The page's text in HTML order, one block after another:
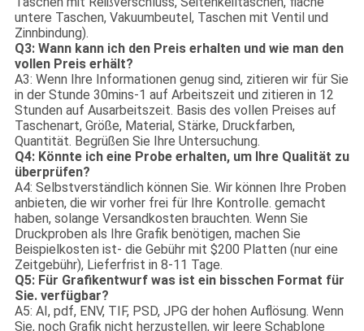
untere Taschen, Vakuumbeutel, Taschen mit Ventil und
Zinnbindung).
Q3: Wann kann ich den Preis erhalten und wie man den
vollen Preis erhält?
A3: Wenn Ihre Informationen genug sind, zitieren wir für Sie
in der Stunde 30mins-1 auf Arbeitszeit und zitieren in 12
Stunden auf Ausarbeitszeit. Basis des vollen Preises auf
Taschenart, Größe, Material, Stärke, Druckfarben,
Quantität. Begrüßen Sie Ihre Untersuchung.
Q4: Könnte ich eine Probe erhalten, um Ihre Qualität zu
überprüfen?
A4: Selbstverständlich können Sie. Wir können Ihre Proben
anbieten, die wir vorher frei für Ihre Kontrolle. gemacht
haben, solange Versandkosten brauchten. Wenn Sie
Druckproben als Ihre Grafik benötigen, machen Sie
Beispielkosten ist- die Gebühr mit $200 Platten (nur eine
Zeitgebühr), Lieferfrist in 8-11 Tage.
Q5: Für Grafikentwurf was ist ein bisschen Format für
Sie. verfügbar?
A5: AI, pdf, ENV, TIF, PSD, JPG der hohen Auflösung. Wenn
Sie, noch Grafik nicht herzustellen, wir leere Schablone